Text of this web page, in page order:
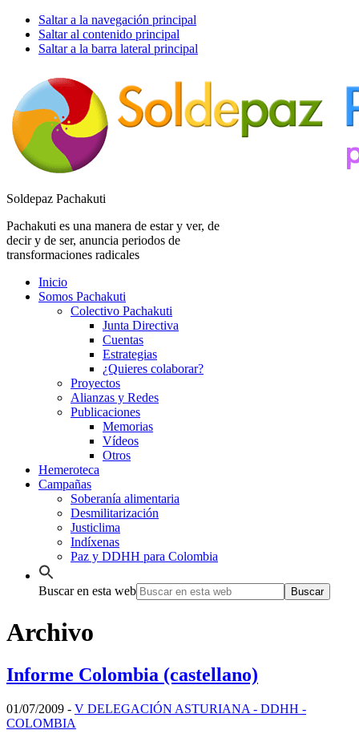
Saltar a la navegación principal
Saltar al contenido principal
Saltar a la barra lateral principal
Soldepaz Pachakuti
Pachakuti es una manera de estar y ver, de
decir y de ser, anuncia periodos de
transformaciones radicales
Inicio
Somos Pachakuti
Colectivo Pachakuti
Junta Directiva
Cuentas
Estrategias
¿Quieres colaborar?
Proyectos
Alianzas y Redes
Publicaciones
Memorias
Vídeos
Otros
Hemeroteca
Campañas
Soberanía alimentaria
Desmilitarización
Justiclima
Indíxenas
Paz y DDHH para Colombia
Buscar en esta web
Archivo
Informe Colombia (castellano)
01/07/2009 - V DELEGACIÓN ASTURIANA - DDHH -
COLOMBIA